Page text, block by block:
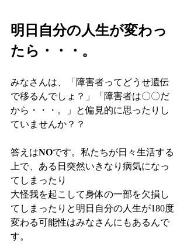
明日自分の人生が変わっ
たら・・・。
みなさんは、「障害者ってどうせ遺伝
で移るんでしょ？」「障害者は〇〇だ
から・・・。」と偏見的に思ったりし
ていませんか？？
答えはNOです。私たちが日々生活する
上で、ある日突然いきなり病気になっ
てしまったり
大怪我を起こして身体の一部を欠損し
てしまったりと明日自分の人生が180度
変わる可能性はみなさんにもあるんで
す。